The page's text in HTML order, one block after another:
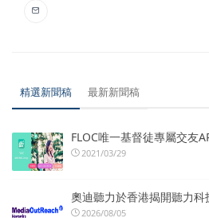
精選新聞稿 最新新聞稿
FLOC唯一基督徒專屬交友
2021/03/29
奧迪聽力於香港揭開聽力科
2026/08/05